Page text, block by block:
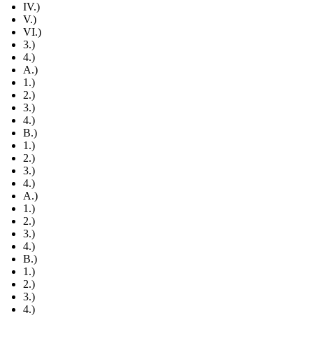
IV.)
V.)
VI.)
3.)
4.)
A.)
1.)
2.)
3.)
4.)
B.)
1.)
2.)
3.)
4.)
A.)
1.)
2.)
3.)
4.)
B.)
1.)
2.)
3.)
4.)